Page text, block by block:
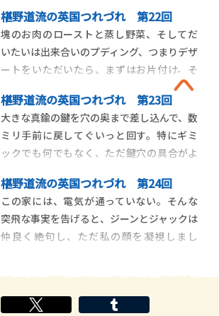
セイを書きたいと
お金をかき集め、現地の語学学校と連絡を
取って入学を決め、飛行機のチケットを往
復分押さえ（当時は、帰りのチケットを前
払いで持っている、つまりちゃんと帰国す
る意思があると表
椹野道流の英国つれづれ 第22回
塊のお肉のローストと蒸し野菜、そしてだ
いたいは出来合いのプディング、つまりデザ
ートをいただいたら、まずはお片付け。そ
うはいっても、食事のときに使う食器は、各
自、大皿１枚とデザート用の小皿、カトラ
リー、グラス１つだけなので、洗い物は意
外と早く済みます。ただ、綺麗好きのジーン
をもってしても、当時の洗い物は、大英帝国
方式でし
椹野道流の英国つれづれ 第23回
大きな真鍮の鍵を穴の奥まで差し込んで、数
ミリ手前に戻してぐいっと回す。特にギミ
ックでも何でもなく、ただ鍵穴の具合がよ
開け、「先に上がるね」とリーブ夫妻に声を
かけてから、私は幅が狭くて傾斜が急な、
まるで父方の祖父が暮らしていた昭和の家
のような階段を上がりました。階段には何
椹野道流の英国つれづれ 第24回
この家には、電気が通っていない。そんな
突飛な事実を告げると、ジーンとジャックは
仲良く絶句し、ただ私の顔を凝視しまし
何の言葉も飛び出しませんでした。困惑と、